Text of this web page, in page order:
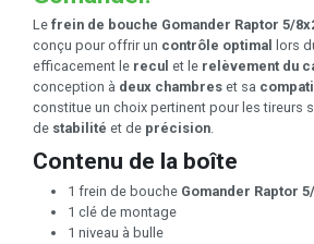
Le frein de bouche Gomander Raptor 5/
conçu pour offrir un contrôle optimal
lors
efficacement le recul et le relèvement du
conception à deux chambres et sa
constitue un choix pertinent pour les tireurs
de stabilité et de précision.
Contenu de la boîte
1 frein de bouche Gomander Raptor
1 clé de montage
1 niveau à bulle